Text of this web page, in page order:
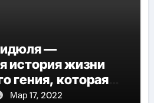
—
история жизни
гения, которая
глубины
Мар 17, 2022